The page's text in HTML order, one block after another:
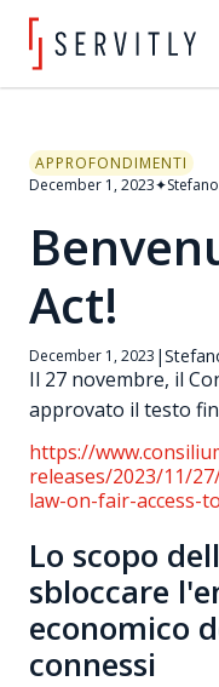
APPROFONDIMENTI
December 1, 2023✦
Act!
December 1, 2023 |
Il 27 novembre, il
approvato il testo
https://
releases/2023/11/
law-on-fair-access-
Lo scopo
sbloccare
economico
connessi